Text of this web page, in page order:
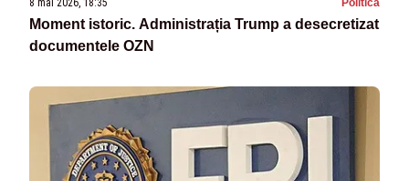
8 mai 2026, 18:35 Politica
Moment istoric. Administrația Trump a desecretizat
documentele OZN